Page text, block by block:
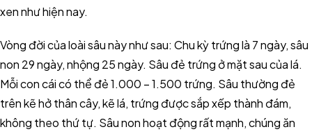
xen như hiện nay.
Vòng đời của loài sâu này như sau: Chu kỳ trứng là 7 ngày, sâu
non 29 ngày, nhộng 25 ngày. Sâu đẻ trứng ở mặt sau của lá.
Mỗi con cái có thể đẻ 1.000 – 1.500 trứng. Sâu thường đẻ
trên kẽ hở thân cây, kẽ lá, trứng được sắp xếp thành đám,
không theo thứ tự. Sâu non hoạt động rất mạnh, chúng ăn